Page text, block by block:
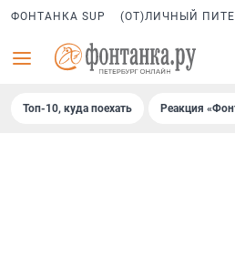
ФОНТАНКА SUP (ОТ)ЛИЧНЫЙ
Топ-10, куда поехать Реакция